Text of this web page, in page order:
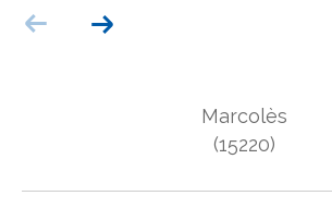
Marcolès
(15220)
Rechercher